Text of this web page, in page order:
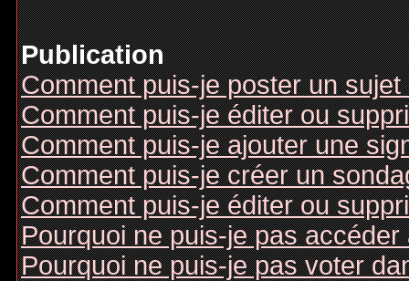
Publication
Comment puis-je poster un
Comment puis-je éditer ou
Comment puis-je ajouter une
Comment puis-je créer un
Comment puis-je éditer ou
Pourquoi ne puis-je pas accéder
Pourquoi ne puis-je pas voter